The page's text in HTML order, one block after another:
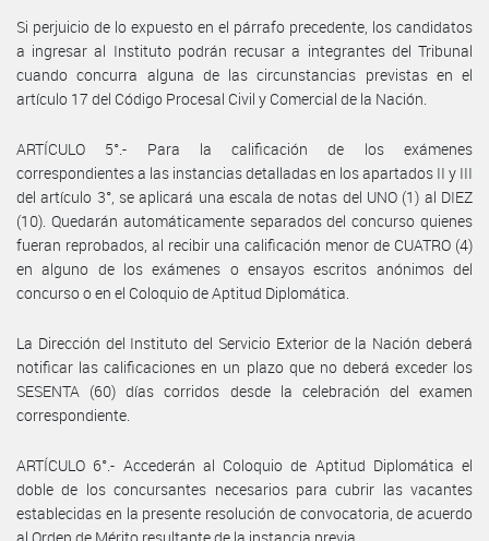
Si perjuicio de lo expuesto en el párrafo precedente, los candidatos
a ingresar al Instituto podrán recusar a integrantes del Tribunal
cuando concurra alguna de las circunstancias previstas en el
artículo 17 del Código Procesal Civil y Comercial de la Nación.
ARTÍCULO 5°.- Para la calificación de los exámenes
correspondientes a las instancias detalladas en los apartados II y III
del artículo 3°, se aplicará una escala de notas del UNO (1) al DIEZ
(10). Quedarán automáticamente separados del concurso quienes
fueran reprobados, al recibir una calificación menor de CUATRO (4)
en alguno de los exámenes o ensayos escritos anónimos del
concurso o en el Coloquio de Aptitud Diplomática.
La Dirección del Instituto del Servicio Exterior de la Nación deberá
notificar las calificaciones en un plazo que no deberá exceder los
SESENTA (60) días corridos desde la celebración del examen
correspondiente.
ARTÍCULO 6°.- Accederán al Coloquio de Aptitud Diplomática el
doble de los concursantes necesarios para cubrir las vacantes
establecidas en la presente resolución de convocatoria, de acuerdo
al Orden de Mérito resultante de la instancia previa.